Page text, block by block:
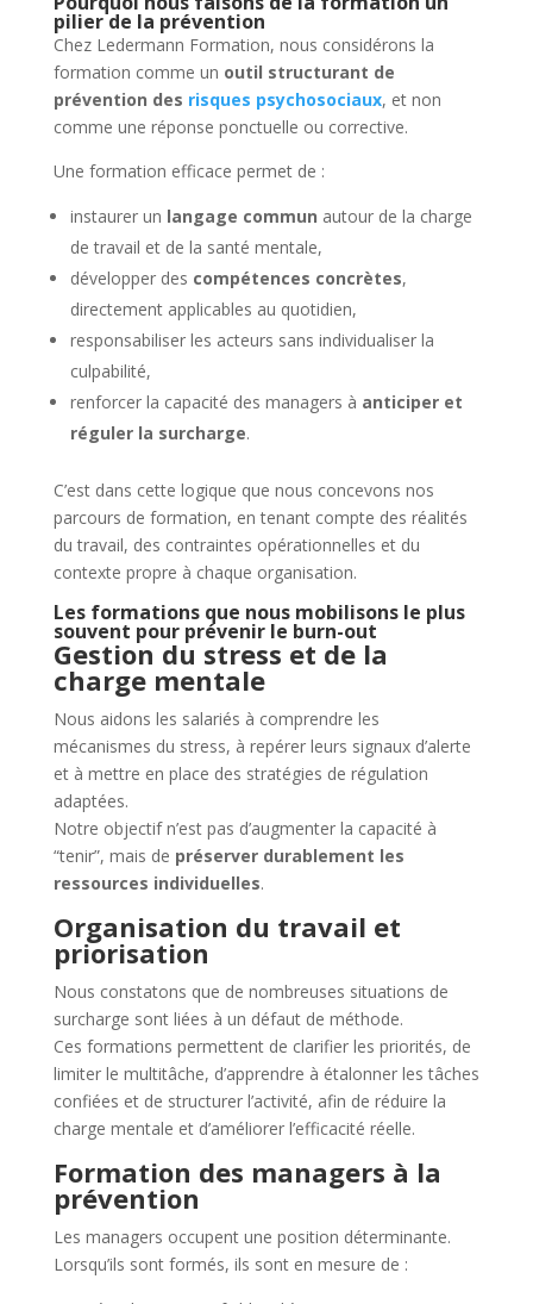
pilier de la prévention
Chez Ledermann Formation, nous considérons la
formation comme un outil structurant de
prévention des risques psychosociaux, et non
comme une réponse ponctuelle ou corrective.
Une formation efficace permet de :
instaurer un langage commun autour de la charge
de travail et de la santé mentale,
développer des compétences concrètes,
directement applicables au quotidien,
responsabiliser les acteurs sans individualiser la
culpabilité,
renforcer la capacité des managers à anticiper et
réguler la surcharge.
C’est dans cette logique que nous concevons nos
parcours de formation, en tenant compte des réalités
du travail, des contraintes opérationnelles et du
contexte propre à chaque organisation.
Les formations que nous mobilisons le plus
souvent pour prévenir le burn-out
Gestion du stress et de la
charge mentale
Nous aidons les salariés à comprendre les
mécanismes du stress, à repérer leurs signaux d’alerte
et à mettre en place des stratégies de régulation
adaptées.
Notre objectif n’est pas d’augmenter la capacité à
“tenir”, mais de préserver durablement les
ressources individuelles.
Organisation du travail et
priorisation
Nous constatons que de nombreuses situations de
surcharge sont liées à un défaut de méthode.
Ces formations permettent de clarifier les priorités, de
limiter le multitâche, d’apprendre à étalonner les tâches
confiées et de structurer l’activité, afin de réduire la
charge mentale et d’améliorer l’efficacité réelle.
Formation des managers à la
prévention
Les managers occupent une position déterminante.
Lorsqu’ils sont formés, ils sont en mesure de :